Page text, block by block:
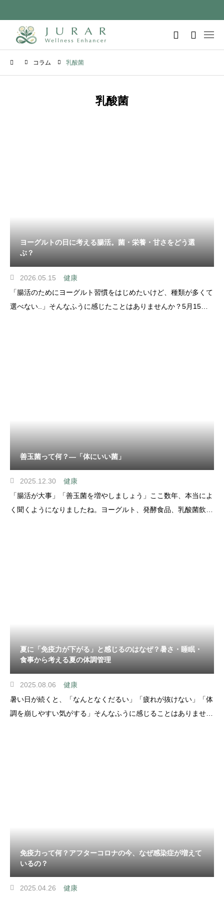
コラム 乳酸菌
乳酸菌
ヨーグルトの日に考える腸活。菌・栄養・甘さをどう選
ぶ？
2026.05.15
健康
「腸活のためにヨーグルト習慣をはじめたいけど、種類が多くて
選べない..」そんなふうに感じたことはありませんか？5月15日
善玉菌って何？―「体にいい菌」
2025.12.30
健康
「腸活が大事」「善玉菌を増やしましょう」ここ数年、本当によ
く聞くようになりましたね。ヨーグルト、発酵食品、乳酸菌飲
夏に「免疫力が下がる」と感じるのはなぜ？暑さ・睡眠・
食事から考える夏の体調管理
2025.08.06
健康
暑い日が続くと、「なんとなくだるい」「疲れが抜けない」「体
調を崩しやすい気がする」そんなふうに感じることはありません
免疫力って何？アフターコロナの今、なぜ感染症が増えて
いるの？
2025.04.26 健康